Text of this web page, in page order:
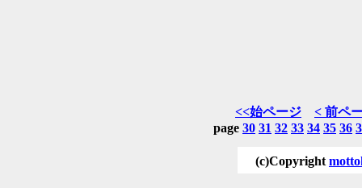
<<始ページ
< 前ペ
page 30 31 32 33 34 35 36
(c)Copyright